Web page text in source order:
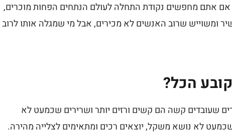
אתם מחפשים נקודת התחלה לעולם הנתחים הפחות מוכרים,
ומשוייש שרוב האנשים לא מכירים, אבל מי שמגלה אותו לרוב
הכל?
שעובדים קשה הם קשים ורזים יותר ושרירים שכמעט לא
לא נושא משקל, יוצאים רכים ומתאימים לצלייה מהירה.